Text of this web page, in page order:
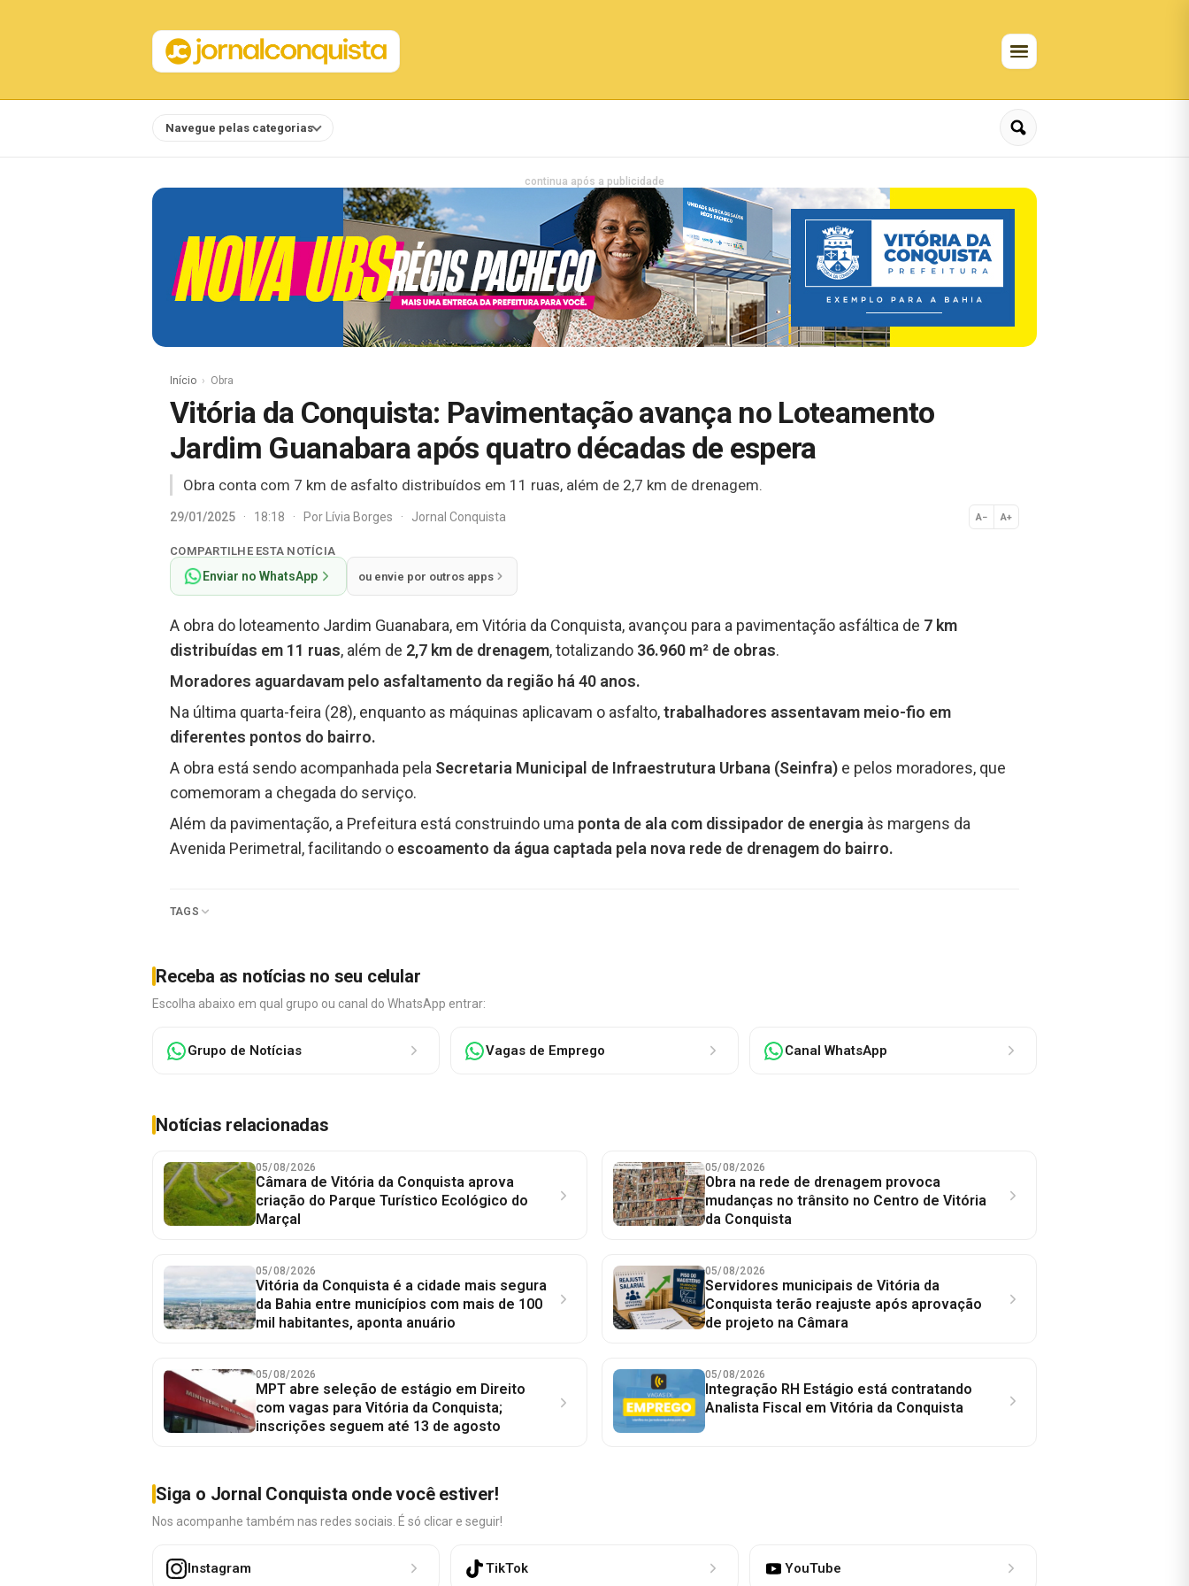
Navegue pelas categorias
continua após a publicidade
Início Obra
Vitória da Conquista: Pavimentação avança no Loteamento
Jardim Guanabara após quatro décadas de espera
Obra conta com 7 km de asfalto distribuídos em 11 ruas, além de 2,7 km de drenagem.
29/01/2025 · 18:18 · PorLívia Borges · Jornal Conquista A− A+
Normal
COMPARTILHE ESTA NOTÍCIA
Enviar no WhatsApp ou envie por outros apps
A obra do loteamento Jardim Guanabara, em Vitória da Conquista, avançou para a pavimentação asfáltica de 7 km
distribuídas em 11 ruas, além de 2,7 km de drenagem, totalizando 36.960 m² de obras.
Moradores aguardavam pelo asfaltamento da região há 40 anos.
Na última quarta-feira (28), enquanto as máquinas aplicavam o asfalto,trabalhadores assentavam meio-fio em
diferentes pontos do bairro.
A obra está sendo acompanhada pela Secretaria Municipal de Infraestrutura Urbana (Seinfra) e pelos moradores, que
comemoram a chegada do serviço.
Além da pavimentação, a Prefeitura está construindo uma ponta de ala com dissipador de energia às margens da
Avenida Perimetral, facilitando o escoamento da água captada pela nova rede de drenagem do bairro.
TAGS
Receba as notícias no seu celular
Escolha abaixo em qual grupo ou canal do WhatsApp entrar:
Grupo de Notícias Vagas de Emprego Canal WhatsApp
Notícias relacionadas
05/08/2026
Câmara de Vitória da Conquista aprova
criação do Parque Turístico Ecológico do
Marçal
05/08/2026
Obra na rede de drenagem provoca
mudanças no trânsito no Centro de Vitória
da Conquista
05/08/2026
Vitória da Conquista é a cidade mais segura
da Bahia entre municípios com mais de 100
mil habitantes, aponta anuário
05/08/2026
Servidores municipais de Vitória da
Conquista terão reajuste após aprovação
de projeto na Câmara
05/08/2026
MPT abre seleção de estágio em Direito
com vagas para Vitória da Conquista;
inscrições seguem até 13 de agosto
05/08/2026
Integração RH Estágio está contratando
Analista Fiscal em Vitória da Conquista
Siga o Jornal Conquista onde você estiver!
Nos acompanhe também nas redes sociais. É só clicar e seguir!
Instagram TikTok YouTube